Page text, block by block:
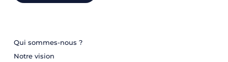
Qui sommes-nous ?
Notre vision